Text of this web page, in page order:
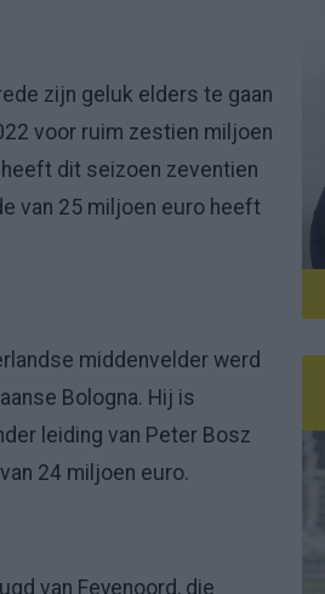
zijn geluk elders te gaan
voor ruim zestien miljoen
dit seizoen zeventien
van 25 miljoen euro heeft
middenvelder werd
Bologna. Hij is
leiding van Peter Bosz
24 miljoen euro.
van Feyenoord, die